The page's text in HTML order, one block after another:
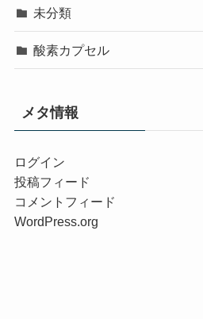
未分類
酸素カプセル
メタ情報
ログイン
投稿フィード
コメントフィード
WordPress.org